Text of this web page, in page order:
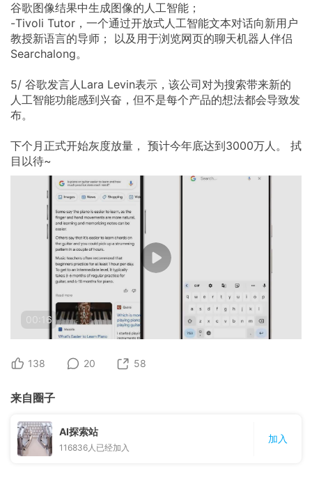
谷歌图像结果中生成图像的人工智能；
-Tivoli Tutor，一个通过开放式人工智能文本对话向新用户
教授新语言的导师；
以及用于浏览网页的聊天机器人伴侣
Searchalong。
5/ 谷歌发言人Lara Levin表示，该公司对为搜索带来新的
人工智能功能感到兴奋，但不是每个产品的想法都会导致发
布。
下个月正式开始灰度放量， 预计今年底达到3000万人。
拭
目以待~
00:16
138 20 58
来自圈子
AI探索站
116836 人已经加入
加入